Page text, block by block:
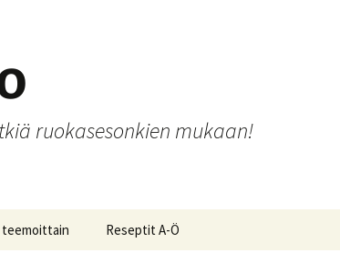
ruokasesonkien mukaan!
Reseptit A-Ö